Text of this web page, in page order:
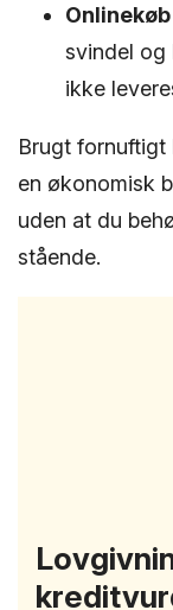
Onlinekøb
svindel og
ikke
Brugt
en økonomisk
uden at du
stående.